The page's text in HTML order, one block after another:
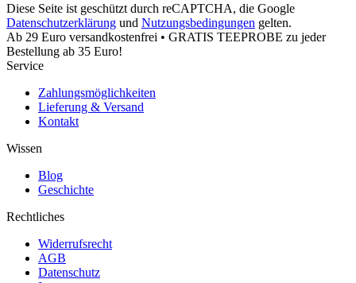
Diese Seite ist geschützt durch reCAPTCHA, die Google
Datenschutzerklärung und Nutzungsbedingungen gelten.
Ab 29 Euro versandkostenfrei • GRATIS TEEPROBE zu jeder
Bestellung ab 35 Euro!
Service
Zahlungsmöglichkeiten
Lieferung & Versand
Kontakt
Wissen
Blog
Geschichte
Rechtliches
Widerrufsrecht
AGB
Datenschutz